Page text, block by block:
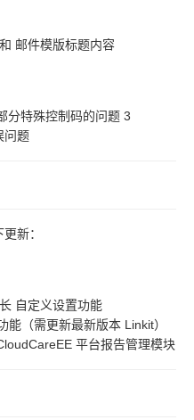
邮件模版标题内容
分特殊控制码的问题 3
问题
新：
自定义设置功能
（需更新最新版本 Linkit）
平台报告管理模块